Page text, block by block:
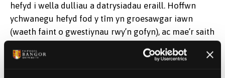
hefyd i wella dulliau a datrysiadau eraill. Hoffwn
ychwanegu hefyd fod y tîm yn groesawgar iawn
(waeth faint o gwestiynau rwy’n gofyn), ac mae’r saith
gyda phrojectau newydd, yr wyf wedi eu mwynhau ac